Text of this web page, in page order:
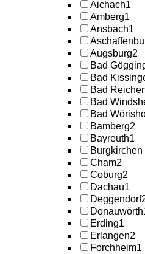
Aichach1
Amberg1
Ansbach1
Augsburg2
Bad
Bad
Bad
Bad
Bad
Bamberg2
Bayreuth1
Burgkirchen
Cham2
Coburg2
Dachau1
Deggendorf
Donauwörth
Erding1
Erlangen2
Forchheim1